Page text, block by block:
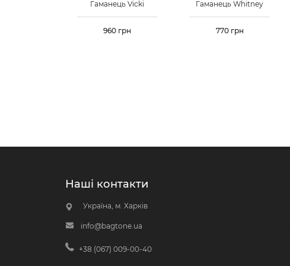
Гаманець Vicki
Ціна
960 грн
Гаманець Whitney
Ціна
770 грн
Наші контакти
Україна, м. Харків
info@bagtone.ua
+38 (067) 009-00-40